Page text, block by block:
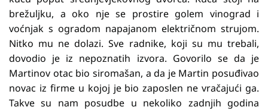
brežuljku, a oko nje se prostire golem vinograd i
voćnjak s ogradom napajanom električnom strujom.
Nitko mu ne dolazi. Sve radnike, koji su mu trebali,
dovodio je iz nepoznatih izvora. Govorilo se da je
Martinov otac bio siromašan, a da je Martin posuđivao
novac iz firme u kojoj je bio zaposlen ne vračajući ga.
Takve su nam posudbe u nekoliko zadnjih godina